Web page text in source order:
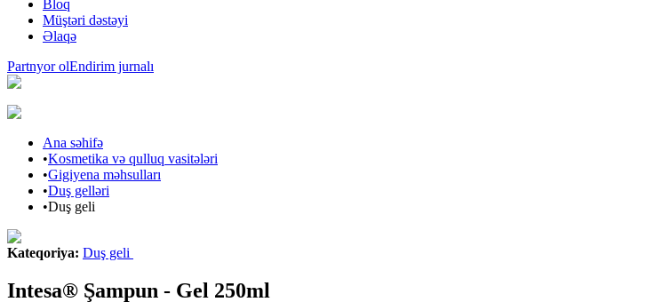
Bloq
Müştəri dəstəyi
Əlaqə
Partnyor olEndirim jurnalı
Ana səhifə
•Kosmetika və qulluq vasitələri
•Gigiyena məhsulları
•Duş gelləri
•Duş geli
Kateqoriya: Duş geli
Intesa® Şampun - Gel 250ml